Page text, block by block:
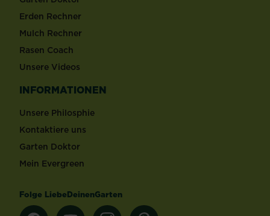
Erden Rechner
Mulch Rechner
Rasen Coach
Unsere Videos
INFORMATIONEN
Unsere Philosphie
Kontaktiere uns
Garten Doktor
Mein Evergreen
Folge LiebeDeinenGarten